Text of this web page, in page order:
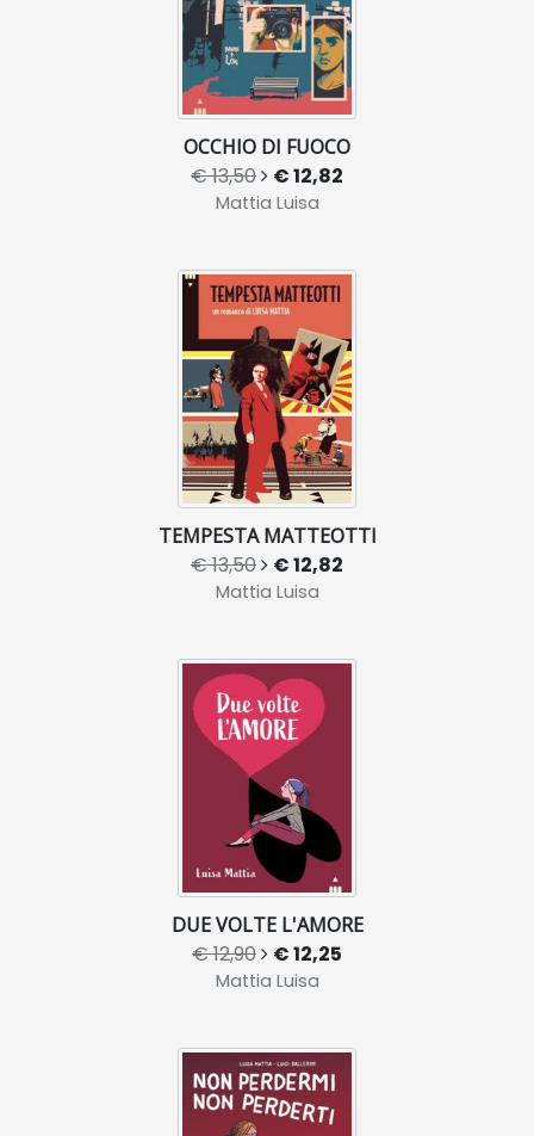
OCCHIO DI FUOCO
€ 13,50 € 12,82
Mattia Luisa
TEMPESTA MATTEOTTI
€ 13,50 € 12,82
Mattia Luisa
DUE VOLTE L'AMORE
€ 12,90 € 12,25
Mattia Luisa